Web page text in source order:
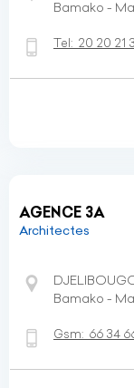
Bamako -
Tel: 20 20 21
AGENCE 3A
Architectes
Bamako -
Gsm: 66 34